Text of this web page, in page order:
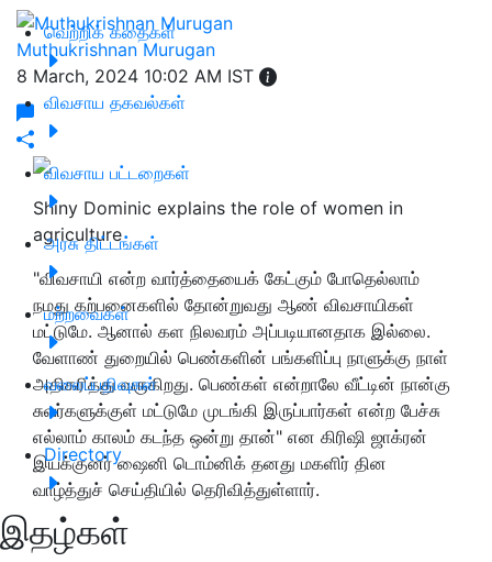
வெற்றிக் கதைகள்
விவசாய தகவல்கள்
விவசாய பட்டறைகள்
அரசு திட்டங்கள்
மற்றவைகள்
வலைப்பதிவுகள்
Directory
இதழ்கள்
Muthukrishnan Murugan
8 March, 2024 10:02 AM IST
Shiny Dominic explains the role of women in
agriculture
"விவசாயி என்ற வார்த்தையைக் கேட்கும் போதெல்லாம்
நமது கற்பனைகளில் தோன்றுவது ஆண் விவசாயிகள்
மட்டுமே. ஆனால் கள நிலவரம் அப்படியானதாக இல்லை.
வேளாண் துறையில் பெண்களின் பங்களிப்பு நாளுக்கு நாள்
அதிகரித்து வருகிறது. பெண்கள் என்றாலே வீட்டின் நான்கு
சுவர்களுக்குள் மட்டுமே முடங்கி இருப்பார்கள் என்ற பேச்சு
எல்லாம் காலம் கடந்த ஒன்று தான்" என கிரிஷி ஜாக்ரன்
இயக்குனர் ஷைனி டொம்னிக் தனது மகளிர் தின
வாழ்த்துச் செய்தியில் தெரிவித்துள்ளார்.